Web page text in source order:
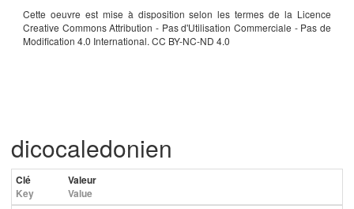
Cette oeuvre est mise à disposition selon les termes de la Licence
Creative Commons Attribution - Pas d'Utilisation Commerciale - Pas de
Modification 4.0 International. CC BY-NC-ND 4.0
dicocaledonien
Clé
Key
Valeur
Value